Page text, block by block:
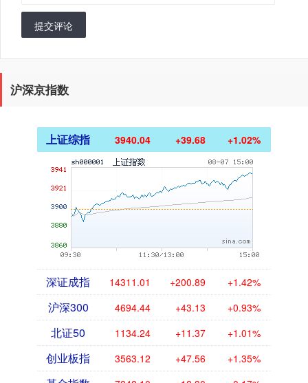
提交评论
沪深京指数
上证综指 3940.04 +39.68 +1.02%
深证成指 14311.01 +200.89 +1.42%
沪深300 4694.44 +43.13 +0.93%
北证50 1134.24 +11.37 +1.01%
创业板指 3563.12 +47.56 +1.35%